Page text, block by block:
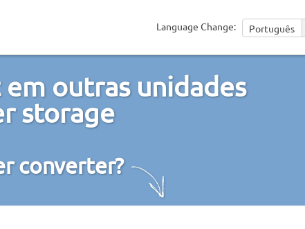
Language Change: Português
outras unidades
storage
converter?